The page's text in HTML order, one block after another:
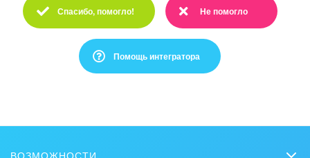
Спасибо, помогло!
Спасибо :)
Не помогло
Очень жаль :(
Помощь интегратора